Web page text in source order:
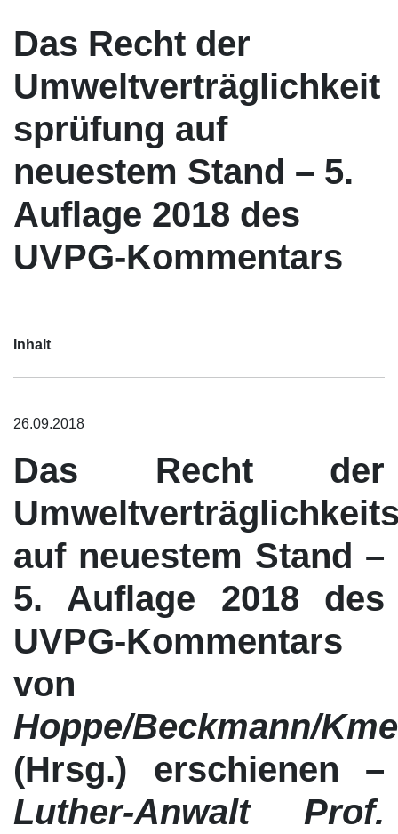
Das Recht der
Umweltverträglichkeit
sprüfung auf
neuestem Stand – 5.
Auflage 2018 des
UVPG-Kommentars
Inhalt
26.09.2018
Das Recht der
auf neuestem Stand –
5. Auflage 2018 des
UVPG-Kommentars
von
Hoppe/Beckmann/
(Hrsg.) erschienen –
Luther-Anwalt Prof.